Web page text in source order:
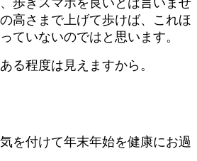
歩きスマホを良いとは言いませ
高さまで上げて歩けば、これほ
ていないのではと思います。
る程度は見えますから。
を付けて年末年始を健康にお過